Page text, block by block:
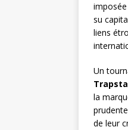
su
liens
Un
la
de leur